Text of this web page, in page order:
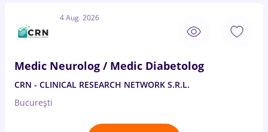
4 Aug. 2026
Medic Neurolog / Medic Diabetolog
CRN - CLINICAL RESEARCH NETWORK S.R.L.
București